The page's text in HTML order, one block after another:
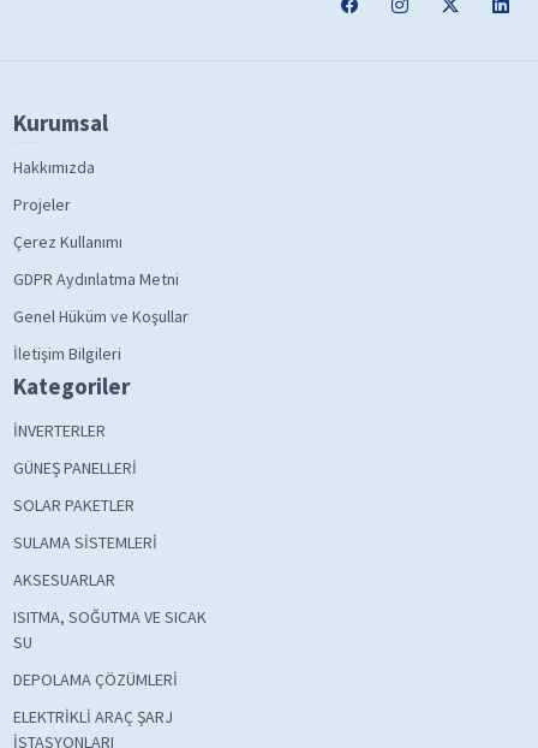
Kurumsal
Hakkımızda
Projeler
Çerez Kullanımı
GDPR Aydınlatma Metni
Genel Hüküm ve Koşullar
İletişim Bilgileri
Kategoriler
İNVERTERLER
GÜNEŞ PANELLERİ
SOLAR PAKETLER
SULAMA SİSTEMLERİ
AKSESUARLAR
ISITMA, SOĞUTMA VE SICAK
SU
DEPOLAMA ÇÖZÜMLERİ
ELEKTRİKLİ ARAÇ ŞARJ
İSTASYONLARI